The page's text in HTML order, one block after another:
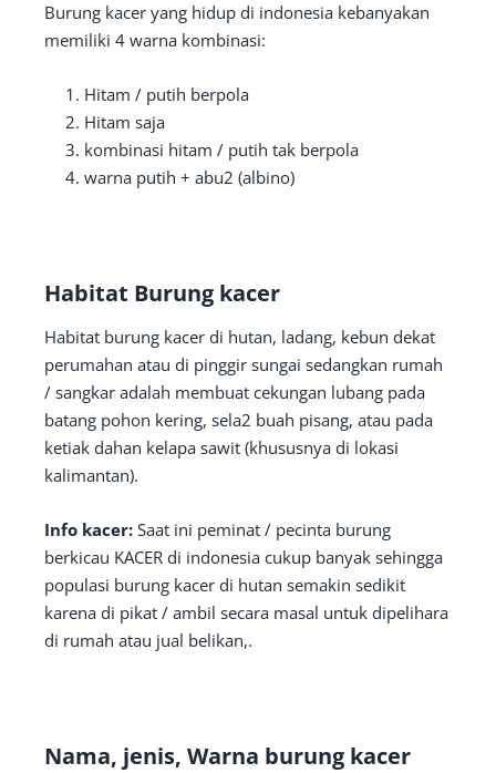
Burung kacer yang hidup di indonesia kebanyakan
memiliki 4 warna kombinasi:
Hitam / putih berpola
Hitam saja
kombinasi hitam / putih tak berpola
warna putih + abu2 (albino)
Habitat Burung kacer
Habitat burung kacer di hutan, ladang, kebun dekat
perumahan atau di pinggir sungai sedangkan rumah
/ sangkar adalah membuat cekungan lubang pada
batang pohon kering, sela2 buah pisang, atau pada
ketiak dahan kelapa sawit (khususnya di lokasi
kalimantan).
Info kacer: Saat ini peminat / pecinta burung
berkicau KACER di indonesia cukup banyak sehingga
populasi burung kacer di hutan semakin sedikit
karena di pikat / ambil secara masal untuk dipelihara
di rumah atau jual belikan,.
Nama, jenis, Warna burung kacer